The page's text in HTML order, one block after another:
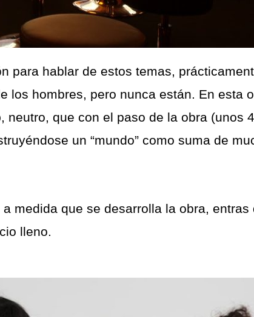
para hablar de estos temas,
los hombres, pero nunca están. En esta
neutro, que con el paso de la obra (unos
un “mundo” como suma de
medida que se desarrolla la obra, entras
lleno.